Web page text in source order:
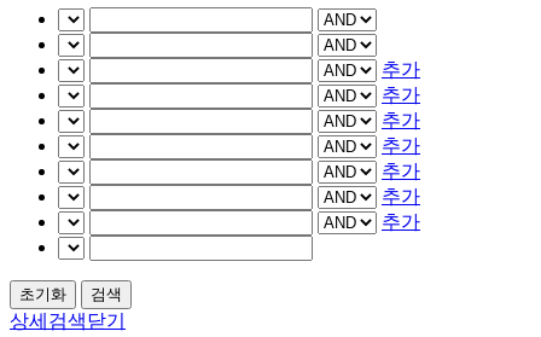
추가
추가
추가
추가
추가
추가
추가
상세검색닫기